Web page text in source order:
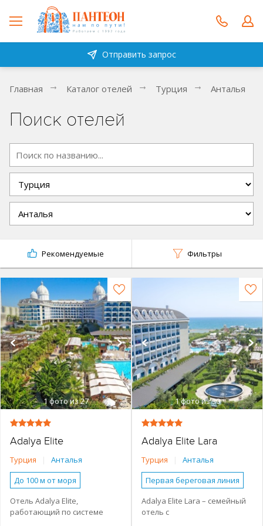
Отправить запрос
Главная Каталог отелей Турция Анталья
Поиск отелей
Рекомендуемые Фильтры
1фото из 27
Adalya Elite
Турция
Анталья
До 100 м от моря
Основное здание
Семейные номера
Отель Adalya Elite,
работающий по системе
1фото из 30
Adalya Elite Lara
Турция
Анталья
Первая береговая линия
Основное здание
Семейные номера
Adalya Elite Lara – семейный
отель с